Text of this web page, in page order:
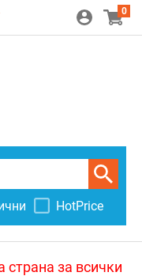
0
HotPrice
страна за всички